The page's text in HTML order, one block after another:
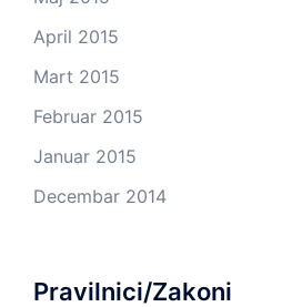
April 2015
Mart 2015
Februar 2015
Januar 2015
Decembar 2014
Pravilnici/Zakoni